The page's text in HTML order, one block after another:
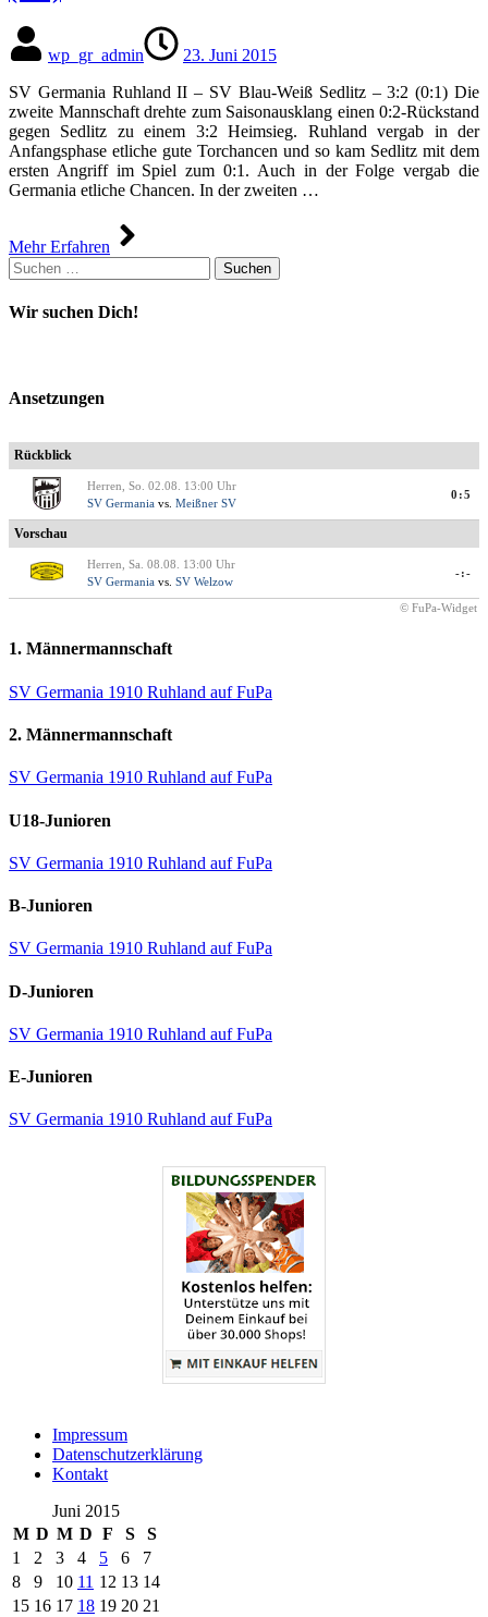
wp_gr_admin
23. Juni 2015
SV Germania Ruhland II – SV Blau-Weiß Sedlitz – 3:2 (0:1) Die
zweite Mannschaft drehte zum Saisonausklang einen 0:2-Rückstand
gegen Sedlitz zu einem 3:2 Heimsieg. Ruhland vergab in der
Anfangsphase etliche gute Torchancen und so kam Sedlitz mit dem
ersten Angriff im Spiel zum 0:1. Auch in der Folge vergab die
Germania etliche Chancen. In der zweiten …
Mehr Erfahren
Suchen
nach:
Wir suchen Dich!
Ansetzungen
Rückblick
Herren, So. 02.08. 13:00 Uhr
SV Germania vs. Meißner SV
0:5
Vorschau
Herren, Sa. 08.08. 13:00 Uhr
SV Germania vs. SV Welzow
-:-
© FuPa-Widget
1. Männermannschaft
SV Germania 1910 Ruhland auf FuPa
2. Männermannschaft
SV Germania 1910 Ruhland auf FuPa
U18-Junioren
SV Germania 1910 Ruhland auf FuPa
B-Junioren
SV Germania 1910 Ruhland auf FuPa
D-Junioren
SV Germania 1910 Ruhland auf FuPa
E-Junioren
SV Germania 1910 Ruhland auf FuPa
Impressum
Datenschutzerklärung
Kontakt
Juni 2015
M D M D F S
S
1
2 3 4 5 6
7
8
9 10 11 12 13 14
15 16 17 18 19 20 21